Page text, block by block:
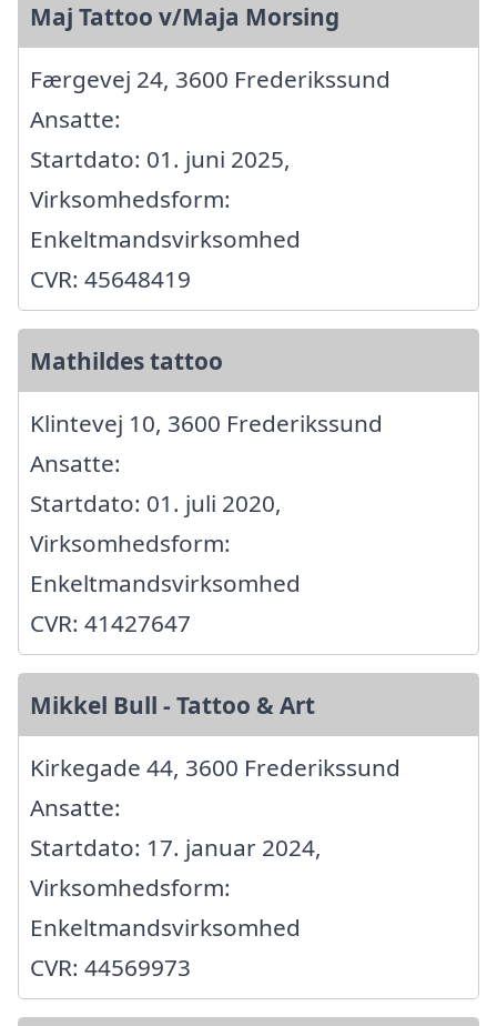
Maj Tattoo v/Maja Morsing
Færgevej 24, 3600 Frederikssund
Ansatte:
Startdato: 01. juni 2025,
Virksomhedsform:
Enkeltmandsvirksomhed
CVR: 45648419
Mathildes tattoo
Klintevej 10, 3600 Frederikssund
Ansatte:
Startdato: 01. juli 2020,
Virksomhedsform:
Enkeltmandsvirksomhed
CVR: 41427647
Mikkel Bull - Tattoo & Art
Kirkegade 44, 3600 Frederikssund
Ansatte:
Startdato: 17. januar 2024,
Virksomhedsform:
Enkeltmandsvirksomhed
CVR: 44569973